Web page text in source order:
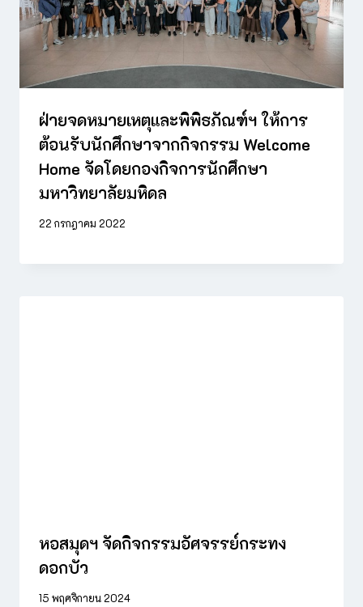
ฝ่ายจดหมายเหตุและพิพิธภัณฑ์ฯ ให้การ
ต้อนรับนักศึกษาจากกิจกรรม Welcome
Home จัดโดยกองกิจการนักศึกษา
มหาวิทยาลัยมหิดล
22 กรกฎาคม 2022
หอสมุดฯ จัดกิจกรรมอัศจรรย์กระทง
ดอกบัว
15 พฤศจิกายน 2024